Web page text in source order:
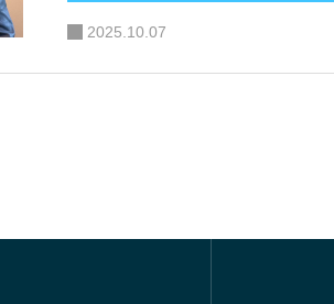
ス） 』｜TOTOギャラリー・間
2025.10.07